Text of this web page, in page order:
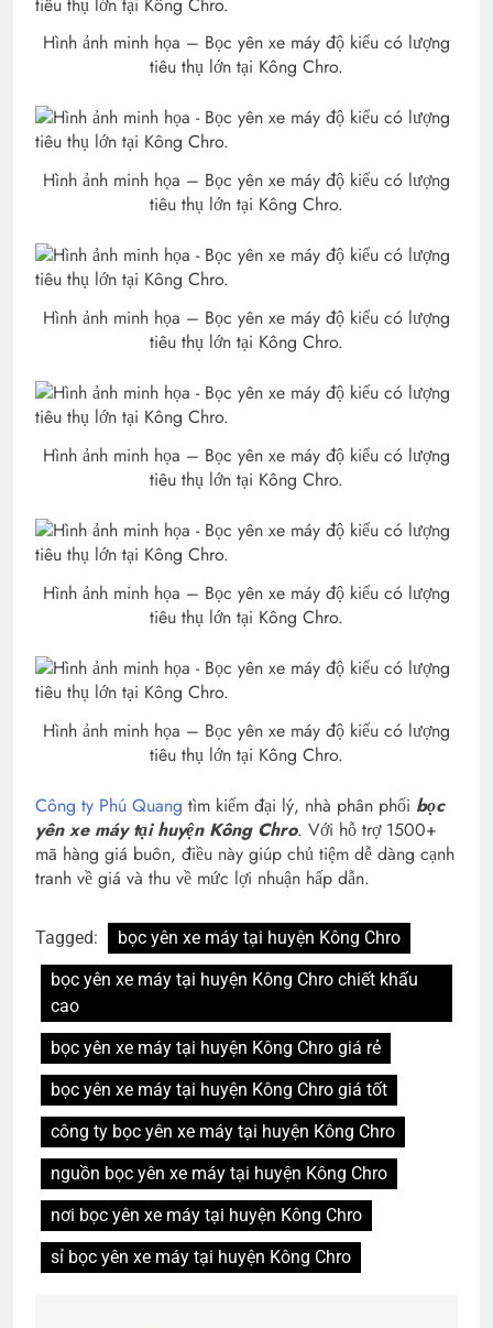
Hình ảnh minh họa – Bọc yên xe máy độ kiểu có lượng
tiêu thụ lớn tại Kông Chro.
Hình ảnh minh họa – Bọc yên xe máy độ kiểu có lượng
tiêu thụ lớn tại Kông Chro.
Hình ảnh minh họa – Bọc yên xe máy độ kiểu có lượng
tiêu thụ lớn tại Kông Chro.
Hình ảnh minh họa – Bọc yên xe máy độ kiểu có lượng
tiêu thụ lớn tại Kông Chro.
Hình ảnh minh họa – Bọc yên xe máy độ kiểu có lượng
tiêu thụ lớn tại Kông Chro.
Hình ảnh minh họa – Bọc yên xe máy độ kiểu có lượng
tiêu thụ lớn tại Kông Chro.
Công ty Phú Quang tìm kiếm đại lý, nhà phân phối bọc
yên xe máy tại huyện Kông Chro. Với hỗ trợ 1500+
mã hàng giá buôn, điều này giúp chủ tiệm dễ dàng cạnh
tranh về giá và thu về mức lợi nhuận hấp dẫn.
Tagged:
bọc yên xe máy tại huyện Kông Chro
bọc yên xe máy tại huyện Kông Chro chiết khấu
cao
bọc yên xe máy tại huyện Kông Chro giá rẻ
bọc yên xe máy tại huyện Kông Chro giá tốt
công ty bọc yên xe máy tại huyện Kông Chro
nguồn bọc yên xe máy tại huyện Kông Chro
nơi bọc yên xe máy tại huyện Kông Chro
sỉ bọc yên xe máy tại huyện Kông Chro